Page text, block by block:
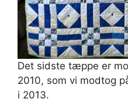
Det sidste tæppe er
2010, som vi modtog
i 2013.